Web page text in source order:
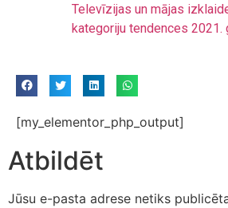
Televīzijas un mājas
kategoriju tendences 2021.
[my_elementor_php_output]
Atbildēt
Jūsu e-pasta adrese netiks